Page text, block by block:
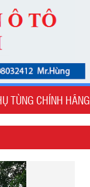
TÙNG CHÍNH HÃNG